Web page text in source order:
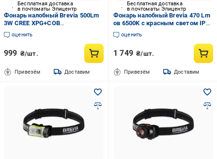
Бесплатная доставка
в почтоматы Эпицентр
Фонарь налобный Brevia 500Lm
3W CREE XPG+COB
1200mAh/3xAAA с сенсором
Белый/Красный (14350ERBX1)
оценить
999 ₴/шт.
Привезём Доставим
Бесплатная доставка
в почтоматы Эпицентр
Фонарь налобный Brevia 470 Lm
ов 6500K с красным светом IP64
IK07 (14470FAX1)
оценить
1 749 ₴/шт.
Привезём Доставим